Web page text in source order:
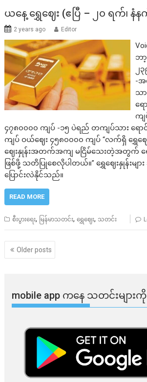
ယနေ့ ရွှေဈေး (ဧပြီ – ၂၀ ရက်၊ နံန
2 years ago Editor
ဘ
၂
-အ
သာ
ရေ
က
၄၇၈၀၀၀၀ ကျပ် -၁၅ ပဲရည် တကျပ်သား ရော
ကျပ် ဝယ်ဈေး ၄၅၈၀၀၀၀ ကျပ် “လက်ရှိ ရွှေ
ဈေးနှုန်းအတက်အကျ မငြိမ်သေးတဲ့အတွက် ရော
ဖြစ်ဖို့ သတိပြုစေလိုပါတယ်။” ရွှေဈေးနှုန်းမျာ
ပြောင်းလဲနိုင်သည်။
READ MORE
စီးပွားရေး, မြန်မာသတင်း,ရွှေဈေး, သတင်း
Posts
navigation
Older posts
mobile app ​​ကနေ ​​သတင်းများ